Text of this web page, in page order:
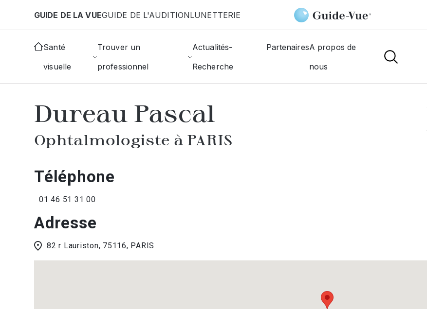
GUIDE DE LA VUEGUIDE DE L'AUDITIONLUNETTERIE
Santé
visuelle
Trouver un
professionnel
Actualités-
Recherche
PartenairesA propos de
nous
Accueil Annuaire des ophtalmologistes Paris Dureau Pascal
Dureau Pascal
Ophtalmologiste à PARIS
Téléphone
01 46 51 31 00
Adresse
82 r Lauriston, 75116, PARIS